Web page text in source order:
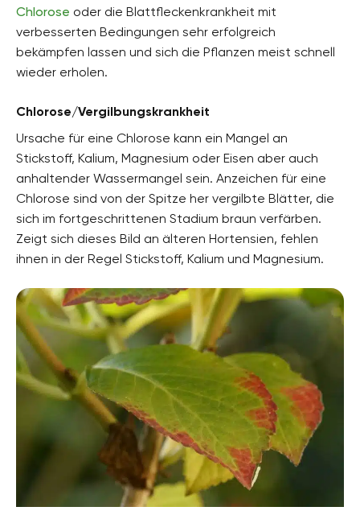
Chlorose oder die Blattfleckenkrankheit mit
verbesserten Bedingungen sehr erfolgreich
bekämpfen lassen und sich die Pflanzen meist schnell
wieder erholen.
Chlorose/Vergilbungskrankheit
Ursache für eine Chlorose kann ein Mangel an
Stickstoff, Kalium, Magnesium oder Eisen aber auch
anhaltender Wassermangel sein. Anzeichen für eine
Chlorose sind von der Spitze her vergilbte Blätter, die
sich im fortgeschrittenen Stadium braun verfärben.
Zeigt sich dieses Bild an älteren Hortensien, fehlen
ihnen in der Regel Stickstoff, Kalium und Magnesium.